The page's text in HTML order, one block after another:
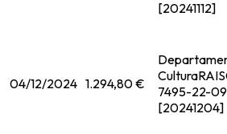
[20241112]
04/12/2024 1.294,80 €
Cultura
7495-22-
[20241204]